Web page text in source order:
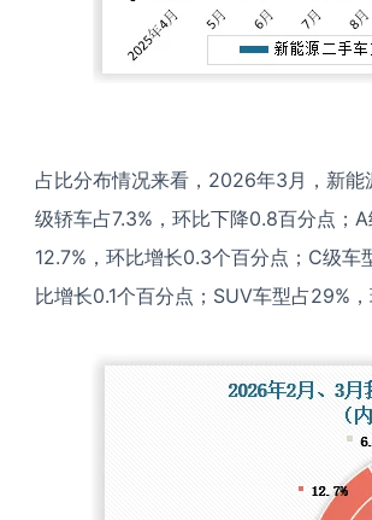
占比分布情况来看，2026年3月，新
级轿车占7.3%，环比下降0.8百分点；
12.7%，环比增长0.3个百分点；C级
比增长0.1个百分点；SUV车型占29%